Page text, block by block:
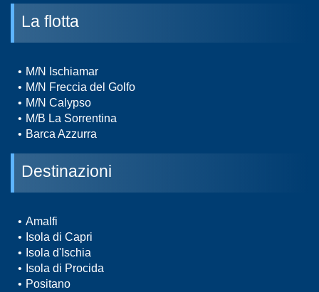
La flotta
M/N Ischiamar
M/N Freccia del Golfo
M/N Calypso
M/B La Sorrentina
Barca Azzurra
Destinazioni
Amalfi
Isola di Capri
Isola d'Ischia
Isola di Procida
Positano